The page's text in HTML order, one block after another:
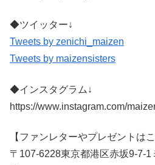
◆ツイッター↓
Tweets by zenichi_maizen
Tweets by maizensisters
◆インスタグラム↓
https://www.instagram.com/
【ファンレターやプレゼントは
〒107-6228東京都港区赤坂9-7-